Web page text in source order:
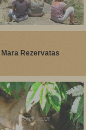
Mara Rezervatas